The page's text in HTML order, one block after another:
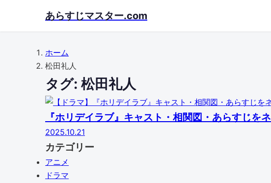
あらすじマスター.com
ホーム
松田礼人
タグ: 松田礼人
『ホリデイラブ』キャスト・相関図・あらすじを
2025.10.21
カテゴリー
アニメ
ドラマ